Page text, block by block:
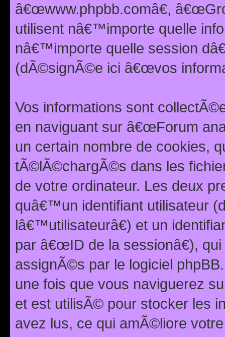
â€œwww.phpbb.comâ€,
utilisent nâ€™importe quelle
nâ€™importe quelle session
(dÃ©signÃ©e ici â€œvos
Vos informations sont
en naviguant sur â€œForum
un certain nombre de cookies,
tÃ©lÃ©chargÃ©s dans les
de votre ordinateur. Les deux
quâ€™un identifiant utilisateur
lâ€™utilisateurâ€) et un
par â€œID de la sessionâ€),
assignÃ©s par le logiciel
une fois que vous naviguerez
et est utilisÃ© pour stocker les
avez lus, ce qui amÃ©liore